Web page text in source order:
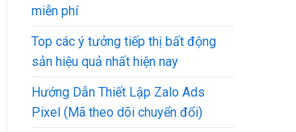
miễn phí
Top các ý tưởng tiếp thị bất động
sản hiệu quả nhất hiện nay
Hướng Dẫn Thiết Lập Zalo Ads
Pixel (Mã theo dõi chuyển đổi)